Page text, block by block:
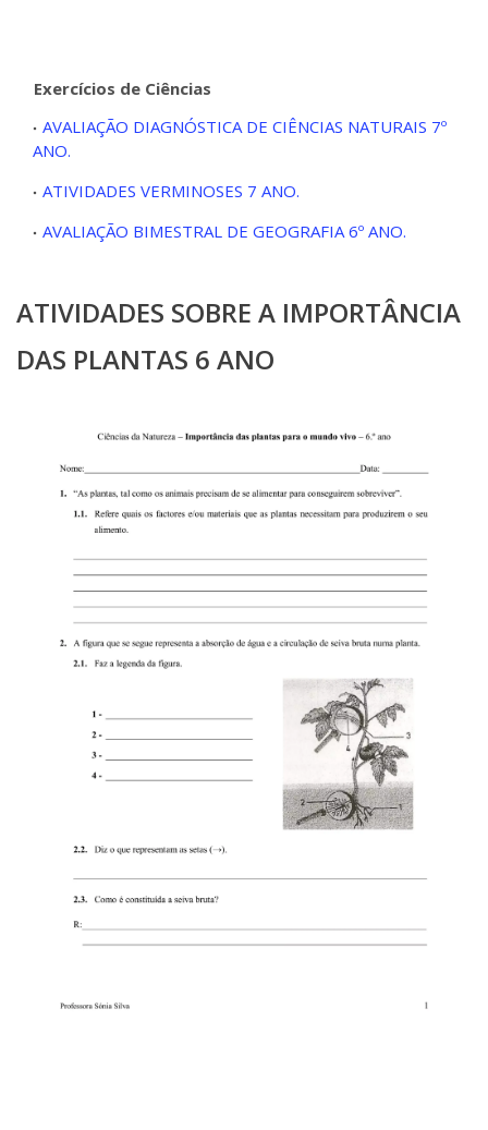
Exercícios de Ciências
AVALIAÇÃO DIAGNÓSTICA DE CIÊNCIAS NATURAIS 7º
ANO.
ATIVIDADES VERMINOSES 7 ANO.
AVALIAÇÃO BIMESTRAL DE GEOGRAFIA 6º ANO.
ATIVIDADES SOBRE A IMPORTÂNCIA
DAS PLANTAS 6 ANO